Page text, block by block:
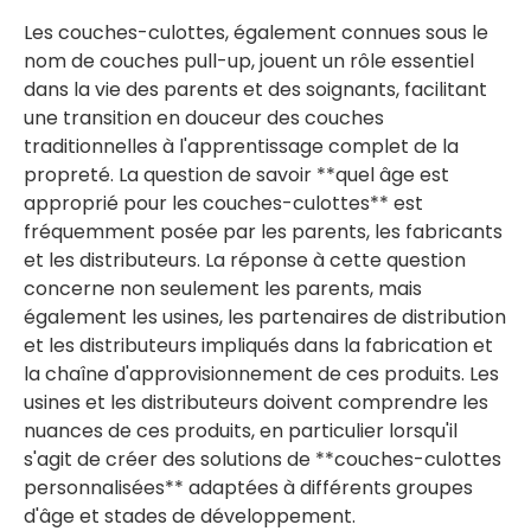
Les couches-culottes, également connues sous le
nom de couches pull-up, jouent un rôle essentiel
dans la vie des parents et des soignants, facilitant
une transition en douceur des couches
traditionnelles à l'apprentissage complet de la
propreté. La question de savoir **quel âge est
approprié pour les couches-culottes** est
fréquemment posée par les parents, les fabricants
et les distributeurs. La réponse à cette question
concerne non seulement les parents, mais
également les usines, les partenaires de distribution
et les distributeurs impliqués dans la fabrication et
la chaîne d'approvisionnement de ces produits. Les
usines et les distributeurs doivent comprendre les
nuances de ces produits, en particulier lorsqu'il
s'agit de créer des solutions de **couches-culottes
personnalisées** adaptées à différents groupes
d'âge et stades de développement.